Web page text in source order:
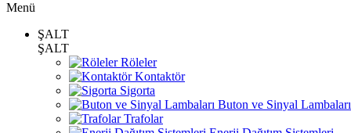
Menü
ŞALT
ŞALT
Röleler
Kontaktör
Sigorta
Buton ve Sinyal Lambaları
Trafolar